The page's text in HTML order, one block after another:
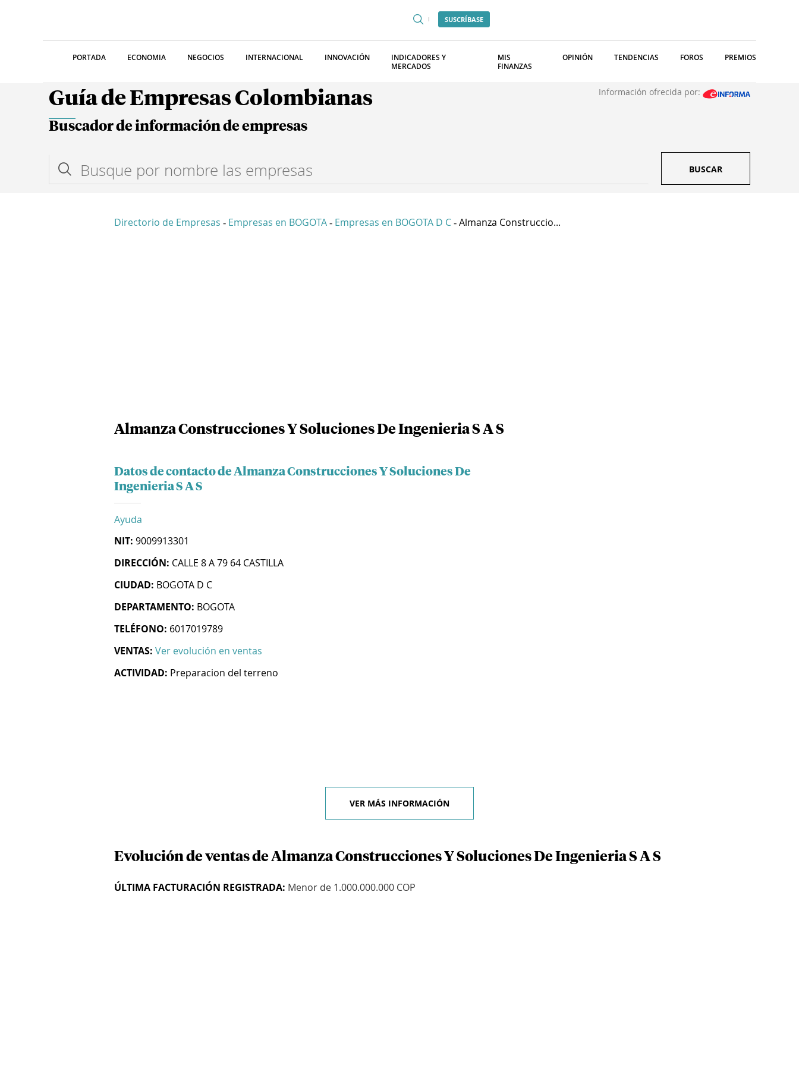
SUSCRÍBASE
PORTADA ECONOMIA NEGOCIOS INTERNACIONAL INNOVACIÓN
INDICADORES Y
MERCADOS
MIS
FINANZAS
OPINIÓN TENDENCIAS FOROS PREMIOS
Guía de Empresas Colombianas Información ofrecida por:
Buscador de información de empresas
BUSCAR
Directorio de Empresas - Empresas en BOGOTA - Empresas en BOGOTA D C - Almanza Construccio...
Almanza Construcciones Y Soluciones De Ingenieria S A S
Datos de contacto de Almanza Construcciones Y Soluciones De
Ingenieria S A S
Ayuda
NIT: 9009913301
DIRECCIÓN: CALLE 8 A 79 64 CASTILLA
CIUDAD: BOGOTA D C
DEPARTAMENTO: BOGOTA
TELÉFONO: 6017019789
VENTAS: Ver evolución en ventas
ACTIVIDAD: Preparacion del terreno
VER MÁS INFORMACIÓN
Evolución de ventas de Almanza Construcciones Y Soluciones De Ingenieria S A S
ÚLTIMA FACTURACIÓN REGISTRADA: Menor de 1.000.000.000 COP